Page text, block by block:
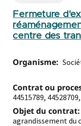
Fermeture
centre des
Organisme:
Contrat ou
44515789,
Objet du contrat:
agrandissement du